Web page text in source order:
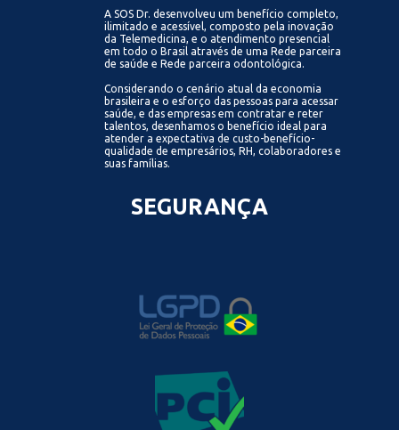
A SOS Dr. desenvolveu um benefício completo,
ilimitado e acessível, composto pela inovação
da Telemedicina, e o atendimento presencial
em todo o Brasil através de uma Rede parceira
de saúde e Rede parceira odontológica.
Considerando o cenário atual da economia
brasileira e o esforço das pessoas para acessar
saúde, e das empresas em contratar e reter
talentos, desenhamos o benefício ideal para
atender a expectativa de custo-benefício-
qualidade de empresários, RH, colaboradores e
suas famílias.
SEGURANÇA